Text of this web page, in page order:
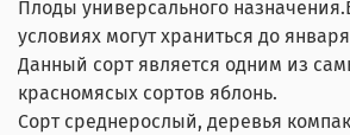
Плоды универсального
условиях могут храниться до
Данный сорт является одним из
красномясых сортов яблонь.
Сорт среднерослый, деревья